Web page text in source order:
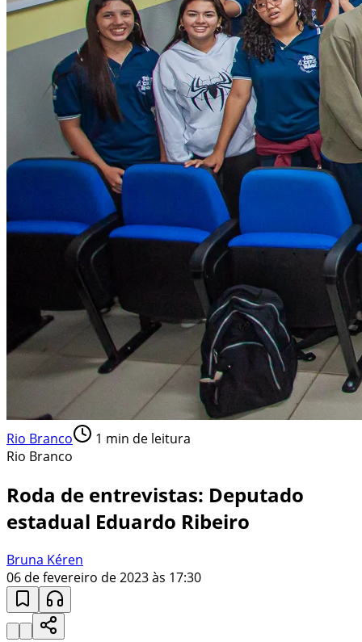
Rio Branco 1 min de leitura
Rio Branco
Roda de entrevistas: Deputado
estadual Eduardo Ribeiro
Bruna Kéren
06 de fevereiro de 2023 às 17:30